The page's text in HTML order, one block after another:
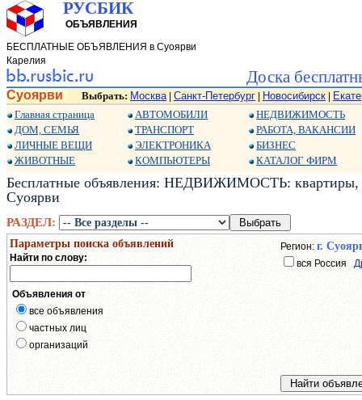
РУСБИК
ОБЪЯВЛЕНИЯ
БЕСПЛАТНЫЕ ОБЪЯВЛЕНИЯ в Суоярви
Карелия
Доска
Суоярви Выбрать: Москва| Санкт-Петербург Новосибирск
Главная страница
ДОМ, СЕМЬЯ
ЛИЧНЫЕ ВЕЩИ
ЖИВОТНЫЕ
АВТОМОБИЛИ
ТРАНСПОРТ
ЭЛЕКТРОНИКА
КОМПЬЮТЕРЫ
НЕДВИЖИМОСТЬ
РАБОТА, ВАКАНСИИ
БИЗНЕС
КАТАЛОГ ФИРМ
Бесплатные объявления: НЕДВИЖИМОСТЬ: квартиры,
Суоярви
РАЗДЕЛ:
Параметры поиска объявлений
Найти по слову:
Регион: г.
вся Россия
Объявления от
все объявления
частных лиц
организаций